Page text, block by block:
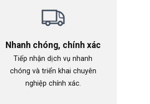
Nhanh chóng, chính xác
Tiếp nhận dịch vụ nhanh
chóng và triển khai chuyên
nghiệp chính xác.